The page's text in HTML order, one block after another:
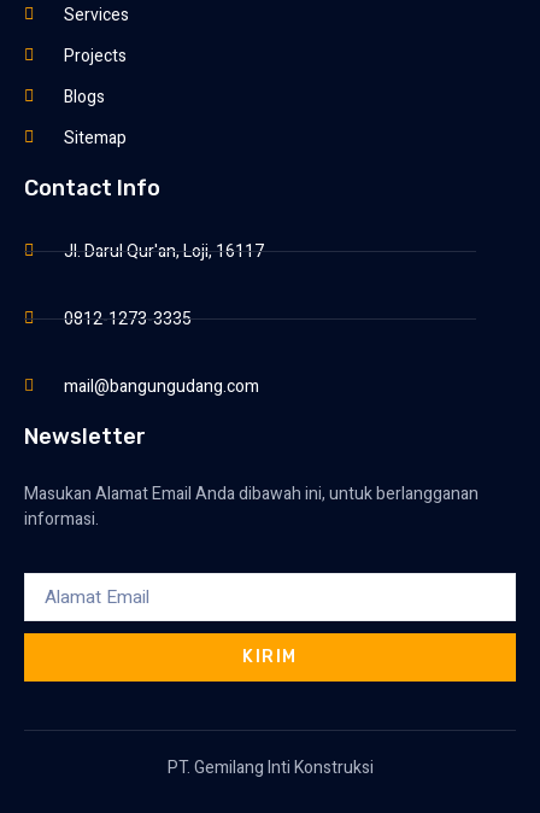
Services
Projects
Blogs
Sitemap
Contact Info
Jl. Darul Qur'an, Loji, 16117
0812-1273-3335
mail@bangungudang.com
Newsletter
Masukan Alamat Email Anda dibawah ini, untuk berlangganan
informasi.
KIRIM
PT. Gemilang Inti Konstruksi